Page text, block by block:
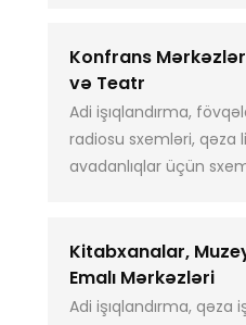
Konfrans
və Teatr
Adi işıqlandırma,
radiosu sxemləri, qəza
avadanlıqlar üçün
Kitabxanalar,
Emalı Mərkəzləri
Adi işıqlandırma, qəza